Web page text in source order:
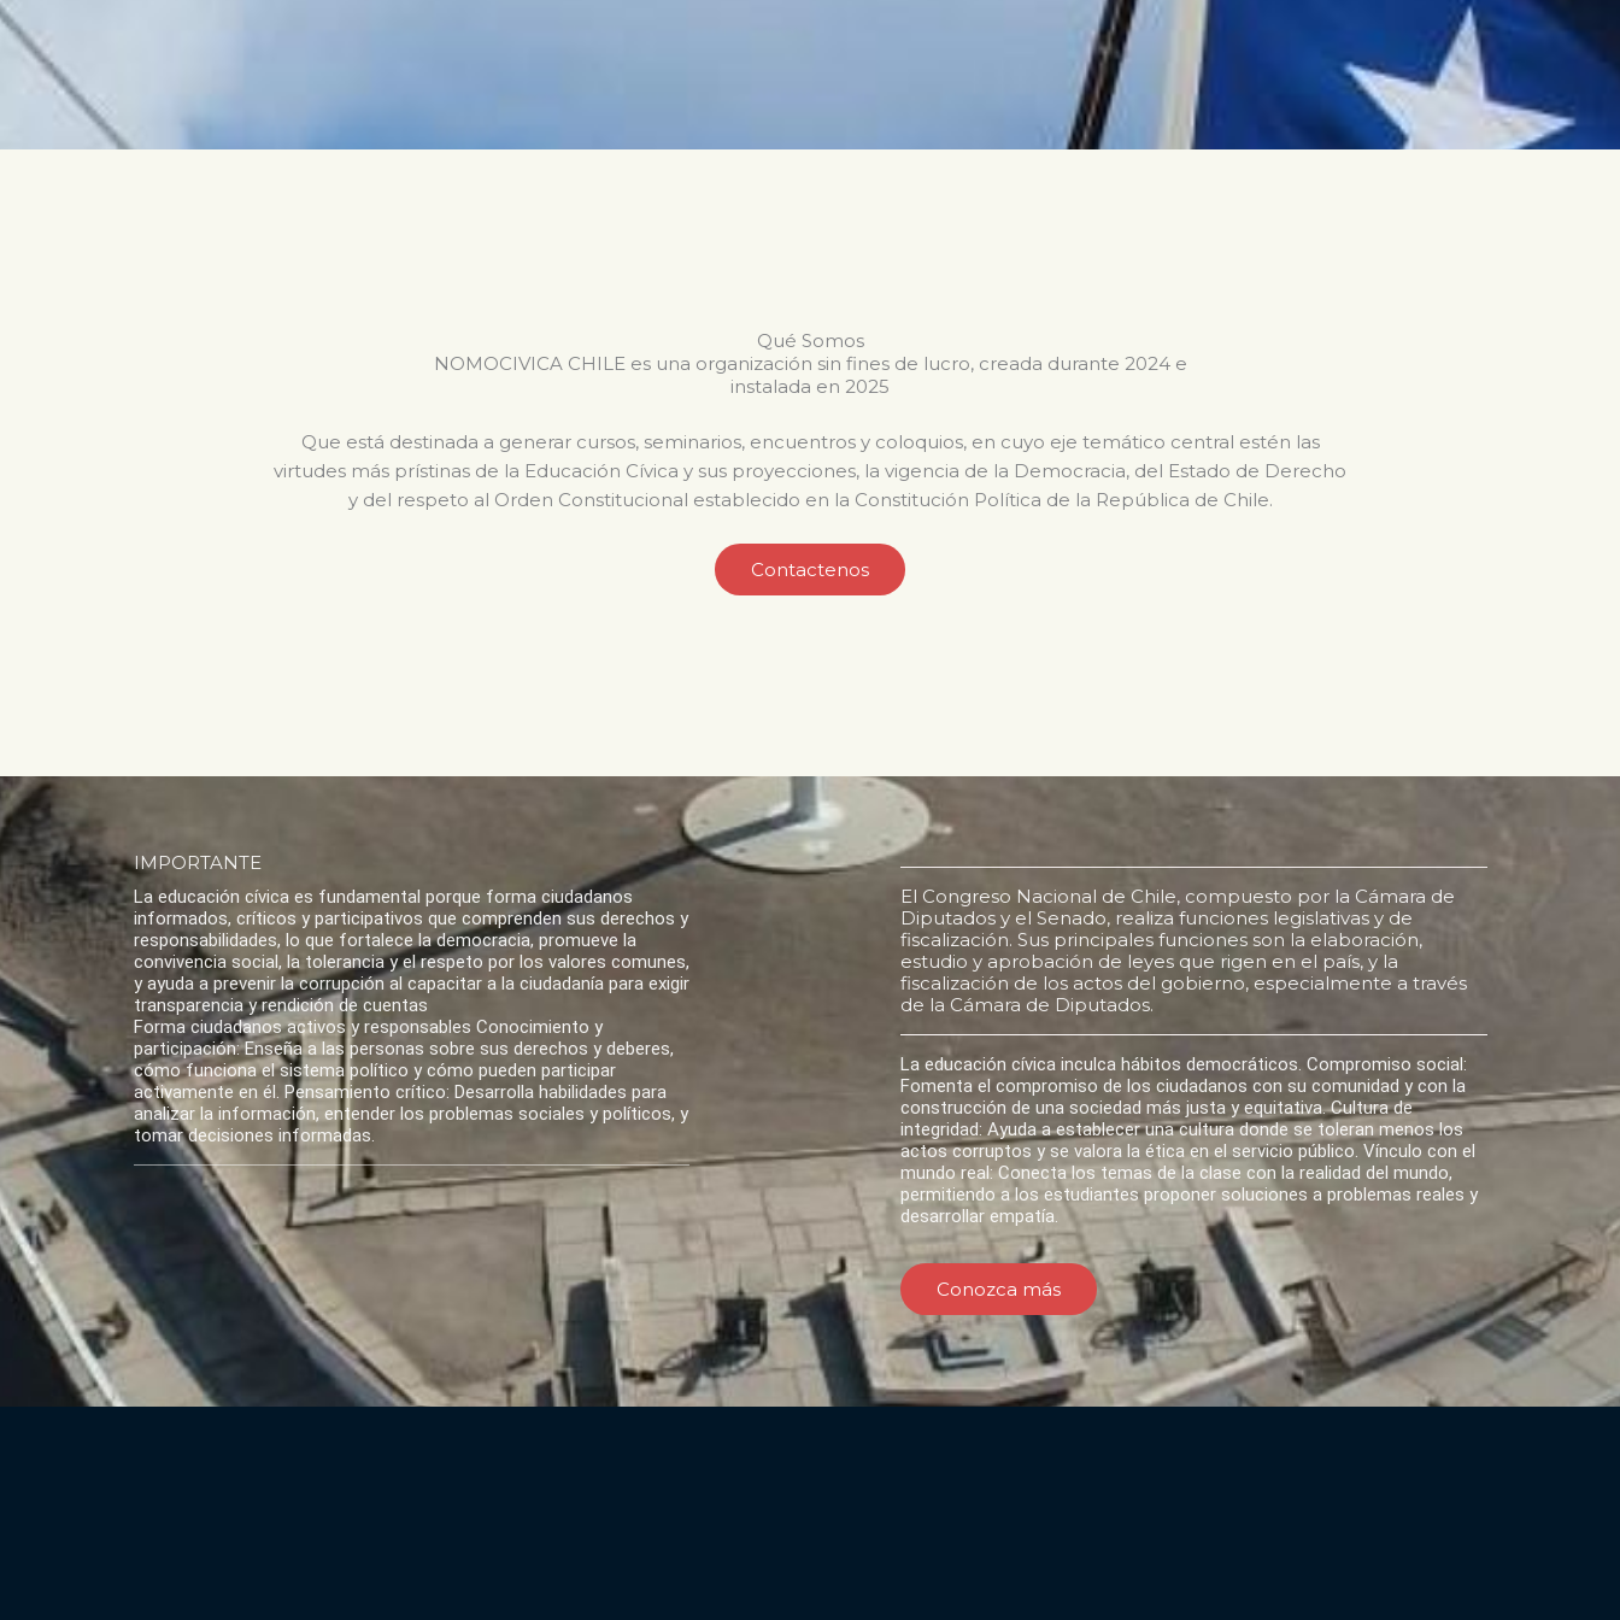
Qué Somos
NOMOCIVICA CHILE es una organización sin fines de lucro, creada durante 2024 e
instalada en 2025
Que está destinada a generar cursos, seminarios, encuentros y coloquios, en cuyo eje temático central estén las
virtudes más prístinas de la Educación Cívica y sus proyecciones, la vigencia de la Democracia, del Estado de Derecho
y del respeto al Orden Constitucional establecido en la Constitución Política de la República de Chile.
Contactenos
IMPORTANTE
La educación cívica es fundamental porque forma ciudadanos
informados, críticos y participativos que comprenden sus derechos y
responsabilidades, lo que fortalece la democracia, promueve la
convivencia social, la tolerancia y el respeto por los valores comunes,
y ayuda a prevenir la corrupción al capacitar a la ciudadanía para exigir
transparencia y rendición de cuentas
Forma ciudadanos activos y responsables Conocimiento y
participación: Enseña a las personas sobre sus derechos y deberes,
cómo funciona el sistema político y cómo pueden participar
activamente en él. Pensamiento crítico: Desarrolla habilidades para
analizar la información, entender los problemas sociales y políticos, y
tomar decisiones informadas.
El Congreso Nacional de Chile, compuesto por la Cámara de
Diputados y el Senado, realiza funciones legislativas y de
fiscalización. Sus principales funciones son la elaboración,
estudio y aprobación de leyes que rigen en el país, y la
fiscalización de los actos del gobierno, especialmente a través
de la Cámara de Diputados.
La educación cívica inculca hábitos democráticos. Compromiso social:
Fomenta el compromiso de los ciudadanos con su comunidad y con la
construcción de una sociedad más justa y equitativa. Cultura de
integridad: Ayuda a establecer una cultura donde se toleran menos los
actos corruptos y se valora la ética en el servicio público. Vínculo con el
mundo real: Conecta los temas de la clase con la realidad del mundo,
permitiendo a los estudiantes proponer soluciones a problemas reales y
desarrollar empatía.
Conozca más